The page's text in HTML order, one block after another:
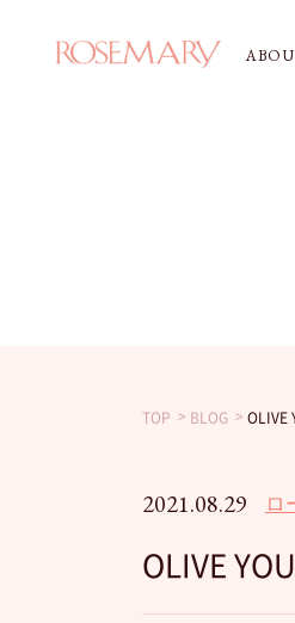
TOP BLOG OLIVE
2021.08.29 ロ
OLIVE